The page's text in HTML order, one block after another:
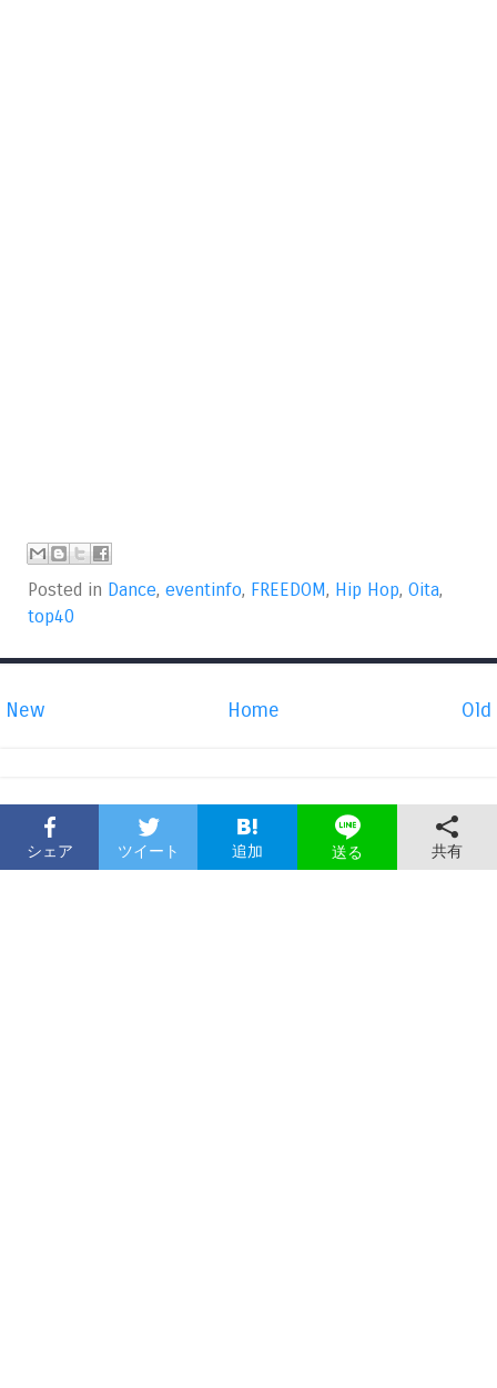
Posted in Dance, eventinfo, FREEDOM, Hip Hop, Oita,
top40
New Old
Home
シェア ツイート 追加 送る 共有